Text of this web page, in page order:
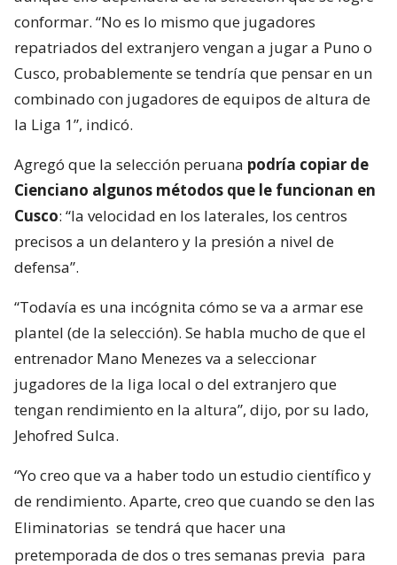
conformar. “No es lo mismo que jugadores
repatriados del extranjero vengan a jugar a Puno o
Cusco, probablemente se tendría que pensar en un
combinado con jugadores de equipos de altura de
la Liga 1”, indicó.
Agregó que la selección peruana podría copiar de
Cienciano algunos métodos que le funcionan en
Cusco: “la velocidad en los laterales, los centros
precisos a un delantero y la presión a nivel de
defensa”.
“Todavía es una incógnita cómo se va a armar ese
plantel (de la selección). Se habla mucho de que el
entrenador Mano Menezes va a seleccionar
jugadores de la liga local o del extranjero que
tengan rendimiento en la altura”, dijo, por su lado,
Jehofred Sulca.
“Yo creo que va a haber todo un estudio científico y
de rendimiento. Aparte, creo que cuando se den las
Eliminatorias se tendrá que hacer una
pretemporada de dos o tres semanas previa para